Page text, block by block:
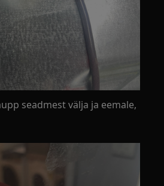
seadmest välja ja eemale,